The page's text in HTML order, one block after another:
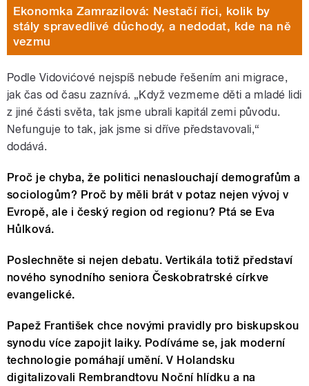
Ekonomka Zamrazilová: Nestačí říci, kolik by
stály spravedlivé důchody, a nedodat, kde na ně
vezmu
Podle Vidovićové nejspíš nebude řešením ani migrace,
jak čas od času zaznívá. „Když vezmeme děti a mladé lidi
z jiné části světa, tak jsme ubrali kapitál zemi původu.
Nefunguje to tak, jak jsme si dříve představovali,“
dodává.
Proč je chyba, že politici nenaslouchají demografům a
sociologům? Proč by měli brát v potaz nejen vývoj v
Evropě, ale i český region od regionu? Ptá se Eva
Hůlková.
Poslechněte si nejen debatu. Vertikála totiž představí
nového synodního seniora Českobratrské církve
evangelické.
Papež František chce novými pravidly pro biskupskou
synodu více zapojit laiky. Podíváme se, jak moderní
technologie pomáhají umění. V Holandsku
digitalizovali Rembrandtovu Noční hlídku a na